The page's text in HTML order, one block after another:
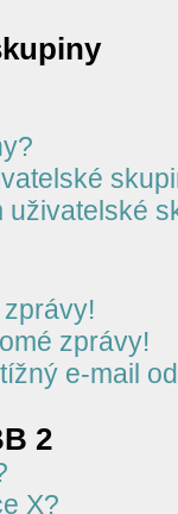
uživatelské
zprávy!
e-mail
2
X?